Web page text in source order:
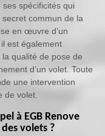
spécificités qui
commun de la
en œuvre d’un
est également
qualité de pose de
d’un volet. Toute
une intervention
de volet.
à EGB Renove
volets ?